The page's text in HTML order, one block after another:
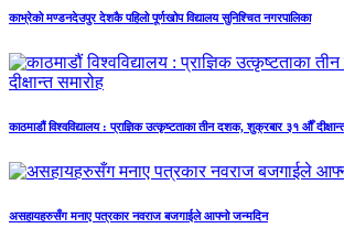
काभ्रेको मण्डनदेउपुर देशकै पहिलो पूर्णखोप विद्यालय सुनिश्चित नगरपालिका
काठमाडौं विश्वविद्यालय : प्राज्ञिक उत्कृष्टताका तीन दशक, शुक्रबार ३१ औँ
असहायहरुसँग मनाए पत्रकार नवराज बजगाईले आफ्नो जन्मदिन